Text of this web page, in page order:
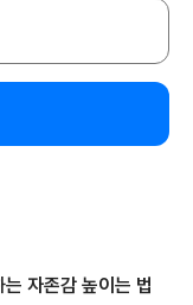
자존감 높이는 법